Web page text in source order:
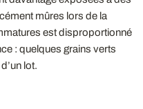
mûres lors de la
est disproportionné
: quelques grains verts
lot.